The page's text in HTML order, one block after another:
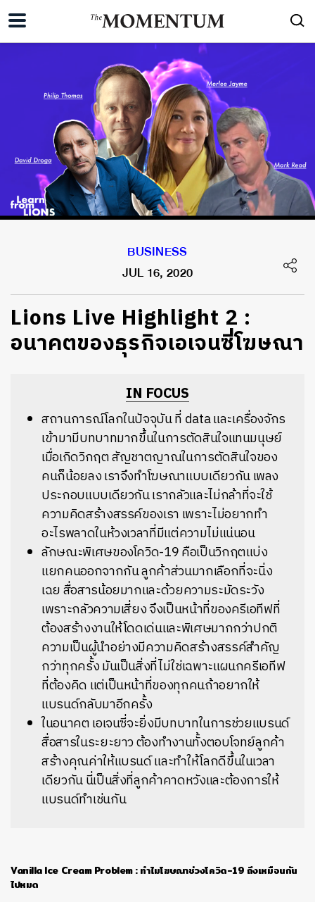
BUSINESS
JUL 16, 2020
Lions Live Highlight 2 :
อนาคตของธุรกิจเอเจนซี่โฆษณา
IN FOCUS
สถานการณ์โลกในปัจจุบันที่ dataและเครื่องจักร
เข้ามามีบทบาทมากขึ้นในการตัดสินใจแทนมนุษย์
เมื่อเกิดวิกฤตสัญชาตญาณในการตัดสินใจของ
คนก็น้อยลงเราจึงทำโฆษณาแบบเดียวกันเพลง
ประกอบแบบเดียวกันเรากลัวและไม่กล้าที่จะใช้
ความคิดสร้างสรรค์ของเรา เพราะไม่อยากทำ
อะไรพลาดในห้วงเวลาที่มีแต่ความไม่แน่นอน
ลักษณะพิเศษของโควิด-19 คือเป็นวิกฤตแบ่ง
แยกคนออกจากกัน ลูกค้าส่วนมากเลือกที่จะนิ่ง
เฉย สื่อสารน้อยมากและด้วยความระมัดระวัง
เพราะกลัวความเสี่ยง จึงเป็นหน้าที่ของครีเอทีฟที่
ต้องสร้างงานให้โดดเด่นและพิเศษมากกว่าปกติ
ความเป็นผู้นำอย่างมีความคิดสร้างสรรค์สำคัญ
กว่าทุกครั้ง มันเป็นสิ่งที่ไม่ใช่เฉพาะแผนกครีเอทีฟ
ที่ต้องคิด แต่เป็นหน้าที่ของทุกคนถ้าอยากให้
แบรนด์กลับมาอีกครั้ง
ในอนาคต เอเจนซี่จะยิ่งมีบทบาทในการช่วยแบรนด์
สื่อสารในระยะยาว ต้องทำงานทั้งตอบโจทย์ลูกค้า
สร้างคุณค่าให้แบรนด์ และทำให้โลกดีขึ้นในเวลา
เดียวกัน นี่เป็นสิ่งที่ลูกค้าคาดหวังและต้องการให้
แบรนด์ทำเช่นกัน
Vanilla Ice Cream Problem : ทำไมโฆษณาช่วงโควิด-19 ถึงเหมือนกัน
ไปหมด